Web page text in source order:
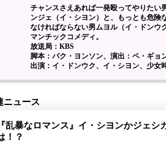
チャンスさえあれば一発殴ってやりたい
ンジェ（イ・シヨン）と、もっとも危険
なければならない男ムヨル（イ・ドンウ
マンチックコメディ。
放送局：KBS
脚本：パク・ヨンソン、演出：ペ・ギョ
出演：イ・ドンウク、イ・シヨン、少女
ニュース
『乱暴なロマンス』イ・シヨンかジェシ
！？